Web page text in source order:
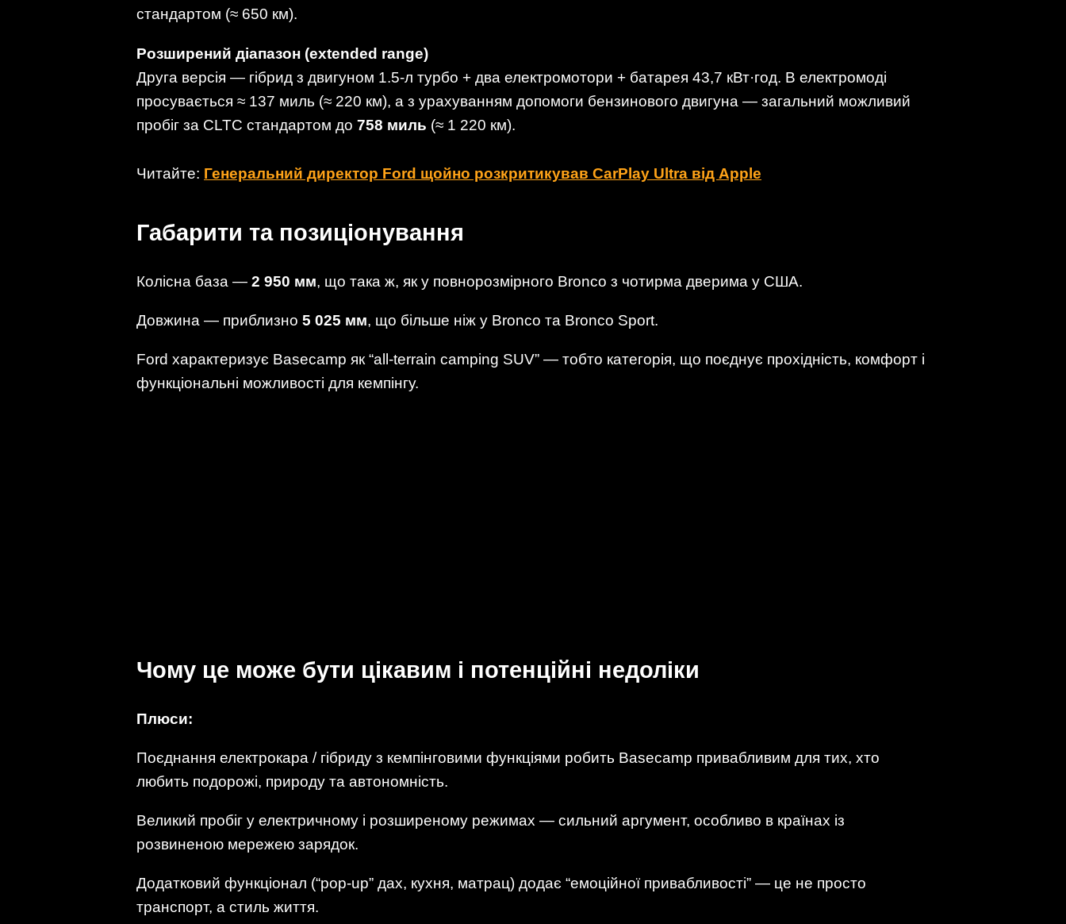
стандартом (≈ 650 км).
Розширений діапазон (extended range)
Друга версія — гібрид з двигуном 1.5-л турбо + два електромотори + батарея 43,7 кВт·год. В електромоді
просувається ≈ 137 миль (≈ 220 км), а з урахуванням допомоги бензинового двигуна — загальний можливий
пробіг за CLTC стандартом до 758 миль (≈ 1 220 км).
Читайте: Генеральний директор Ford щойно розкритикував CarPlay Ultra від Apple
Габарити та позиціонування
Колісна база — 2 950 мм, що така ж, як у повнорозмірного Bronco з чотирма дверима у США.
Довжина — приблизно 5 025 мм, що більше ніж у Bronco та Bronco Sport.
Ford характеризує Basecamp як “all-terrain camping SUV” — тобто категорія, що поєднує прохідність, комфорт і
функціональні можливості для кемпінгу.
Чому це може бути цікавим і потенційні недоліки
Плюси:
Поєднання електрокара / гібриду з кемпінговими функціями робить Basecamp привабливим для тих, хто
любить подорожі, природу та автономність.
Великий пробіг у електричному і розширеному режимах — сильний аргумент, особливо в країнах із
розвиненою мережею зарядок.
Додатковий функціонал (“pop-up” дах, кухня, матрац) додає “емоційної привабливості” — це не просто
транспорт, а стиль життя.